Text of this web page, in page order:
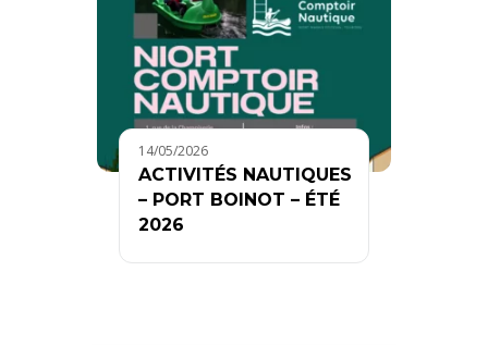
14/05/2026
ACTIVITÉS NAUTIQUES
– PORT BOINOT – ÉTÉ
2026